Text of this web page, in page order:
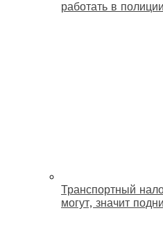
работать в полиции
Транспортный
могут, значит